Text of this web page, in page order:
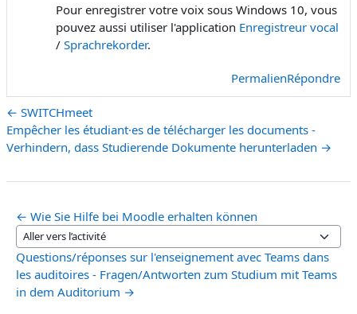
Pour enregistrer votre voix sous Windows 10, vous
pouvez aussi utiliser l'application Enregistreur vocal
/ Sprachrekorder.
PermalienRépondre
← SWITCHmeet
Empêcher les étudiant·es de télécharger les documents -
Verhindern, dass Studierende Dokumente herunterladen →
← Wie Sie Hilfe bei Moodle erhalten können
Aller vers l’activité
Questions/réponses sur l'enseignement avec Teams dans
les auditoires - Fragen/Antworten zum Studium mit Teams
in dem Auditorium →